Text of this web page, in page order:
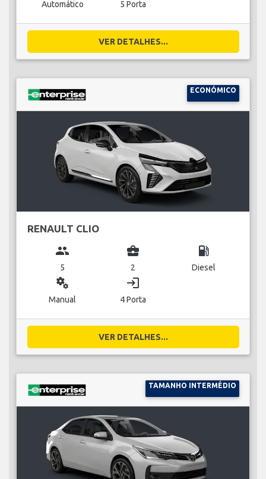
Automático 5 Porta
VER DETALHES...
ECONÓMICO
RENAULT CLIO
group
5
business_center
2
local_gas_station
Diesel
miscellaneous_services
Manual
login
4 Porta
VER DETALHES...
TAMANHO INTERMÉDIO